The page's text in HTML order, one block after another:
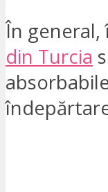
În general,
din Turcia